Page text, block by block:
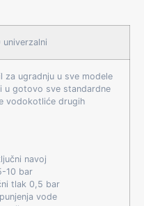
univerzalni
za ugradnju u sve modele
u gotovo sve standardne
vodokotliće drugih
navoj
10 bar
tlak 0,5 bar
vode